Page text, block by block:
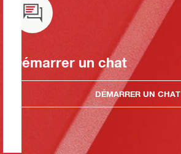
Démarrer un chat
DÉMARRER UN CHAT